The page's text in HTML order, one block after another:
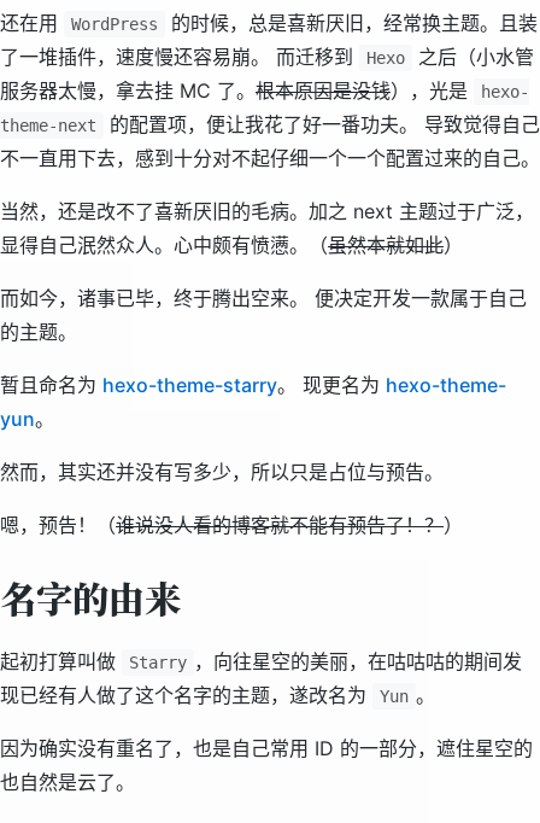
还在用 WordPress
的时候，总是喜新厌旧，经常换主题。且装
了一堆插件，速度慢还容易崩。 而迁移到
Hexo
之后（小水管
服务器太慢，拿去挂 MC 了。 根本原因是没钱），光是
hexo-
theme-next
的配置项，便让我花了好一番功夫。 导致觉得自己
不一直用下去，感到十分对不起仔细一个一个配置过来的自己。
当然，还是改不了喜新厌旧的毛病。加之 next 主题过于广泛，
显得自己泯然众人。心中颇有愤懑。（虽然本就如此）
而如今，诸事已毕，终于腾出空来。 便决定开发一款属于自己
的主题。
暂且命名为 hexo-theme-starry。 现更名为 hexo-theme-
yun。
然而，其实还并没有写多少，所以只是占位与预告。
嗯，预告！（谁说没人看的博客就不能有预告了！？）
名字的由来
起初打算叫做 Starry ，向往星空的美丽，在咕咕咕的期间发
现已经有人做了这个名字的主题，遂改名为
Yun 。
因为确实没有重名了，也是自己常用 ID 的一部分，遮住星空的
也自然是云了。